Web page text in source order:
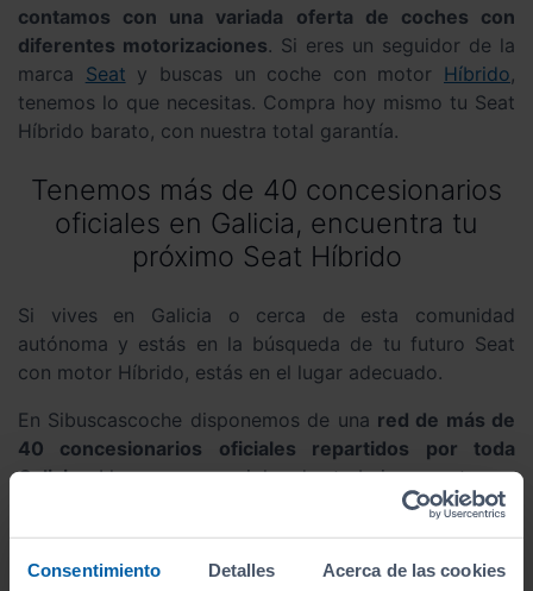
Consentimiento Detalles Acerca de las cookies
contamos con una variada oferta de coches con
diferentes motorizaciones. Si eres un seguidor de la
marca Seat y buscas un coche con motor Híbrido,
tenemos lo que necesitas. Compra hoy mismo tu Seat
Híbrido barato, con nuestra total garantía.
Tenemos más de 40 concesionarios
oficiales en Galicia, encuentra tu
próximo Seat Híbrido
Si vives en Galicia o cerca de esta comunidad
autónoma y estás en la búsqueda de tu futuro Seat
con motor Híbrido, estás en el lugar adecuado.
En Sibuscascoche disponemos de una red de más de
40 concesionarios oficiales repartidos por toda
Galicia. Llevamos un siglo de trabajo y estamos
especializados en la compraventa de automóviles Seat
con diferentes tipos de motorización.
Formamos orgullosamente parte delGrupo Pérez